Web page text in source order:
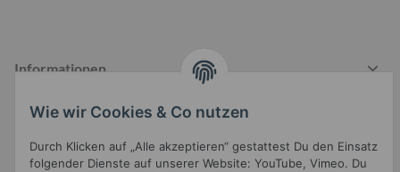
Informationen
Gesetzliche Informationen
Wie wir Cookies & Co nutzen
Durch Klicken auf „Alle akzeptieren“ gestattest Du den Einsatz
folgender Dienste auf unserer Website: YouTube, Vimeo. Du